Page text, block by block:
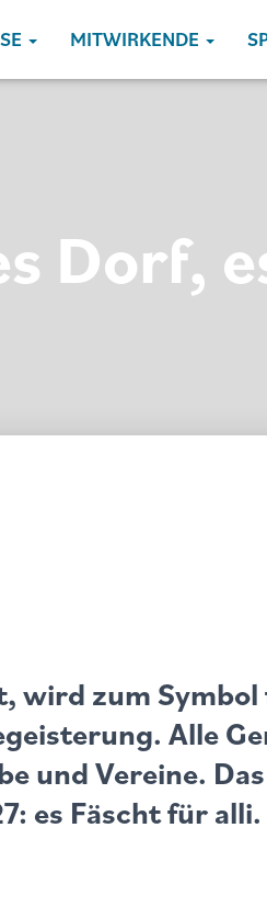
MITWIRKENDE
Dorf,
wird zum
Alle
und Vereine. Das
es Fäscht für alli.